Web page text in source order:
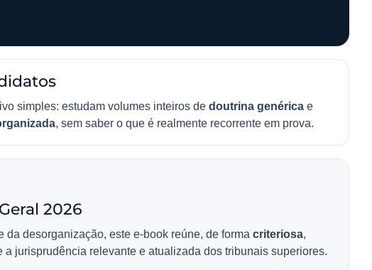
simples: estudam volumes inteiros de doutrina genérica e
, sem saber o que é realmente recorrente em prova.
2026
desorganização, este e-book reúne, de forma criteriosa,
a jurisprudência relevante e atualizada dos tribunais superiores.